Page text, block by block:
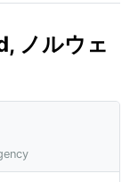
ノルウェ